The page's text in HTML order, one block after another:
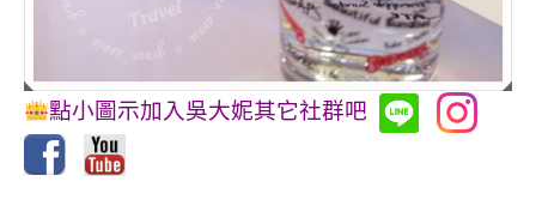
點小圖示加入吳大妮其它社群吧